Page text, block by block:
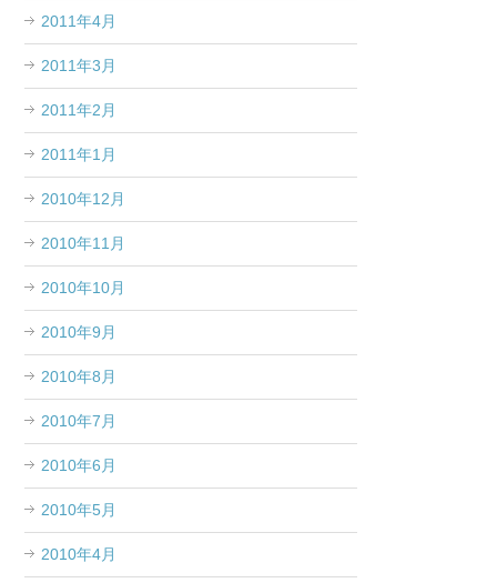
2011年4月
2011年3月
2011年2月
2011年1月
2010年12月
2010年11月
2010年10月
2010年9月
2010年8月
2010年7月
2010年6月
2010年5月
2010年4月